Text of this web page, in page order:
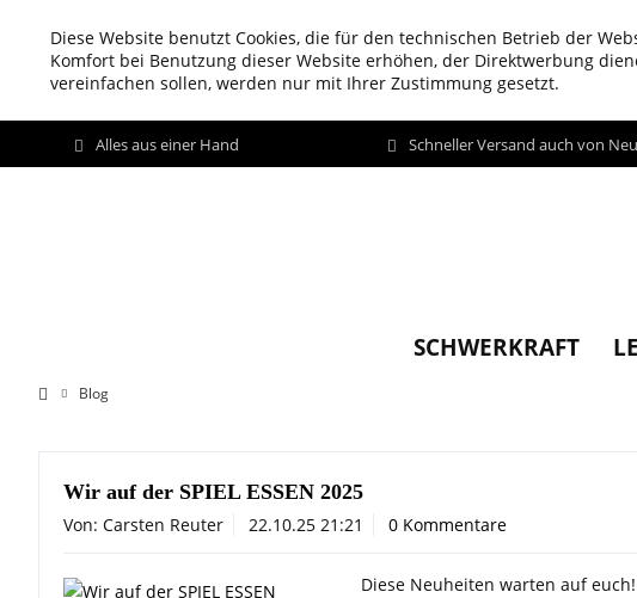
Diese Website benutzt Cookies, die für den technischen Betrieb der
Komfort bei Benutzung dieser Website erhöhen, der Direktwerbung
vereinfachen sollen, werden nur mit Ihrer Zustimmung gesetzt.
Alles aus einer Hand Schneller Versand auch von
SCHWERKRAFT
Blog
Wir auf der SPIEL ESSEN 2025
Von: Carsten Reuter 22.10.25 21:21 0 Kommentare
Diese Neuheiten warten auf euch!